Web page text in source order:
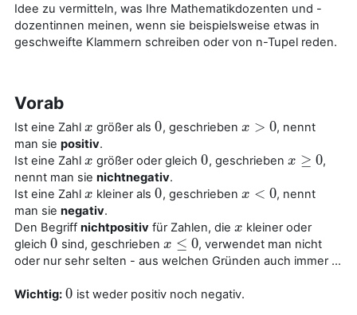
Idee zu vermitteln, was Ihre Mathematikdozenten und -
dozentinnen meinen, wenn sie beispielsweise etwas in
geschweifte Klammern schreiben oder von n-Tupel reden.
Vorab
Ist eine Zahl x
x größer als0
0, geschrieben x > 0
x>0
, nennt
man sie positiv.
Ist eine Zahl x
x größer oder gleich0
0, geschrieben x ≥ 0
x≥0
,
nennt man sie nichtnegativ.
Ist eine Zahl x
x kleiner als0
0, geschrieben x < 0
x<0
, nennt
man sie negativ.
Den Begriff nichtpositiv für Zahlen, die x
x kleiner oder
gleich 0
0 sind, geschrieben x ≤ 0
x≤0
, verwendet man nicht
oder nur sehr selten - aus welchen Gründen auch immer ...
Wichtig: 0
0 ist weder positiv noch negativ.